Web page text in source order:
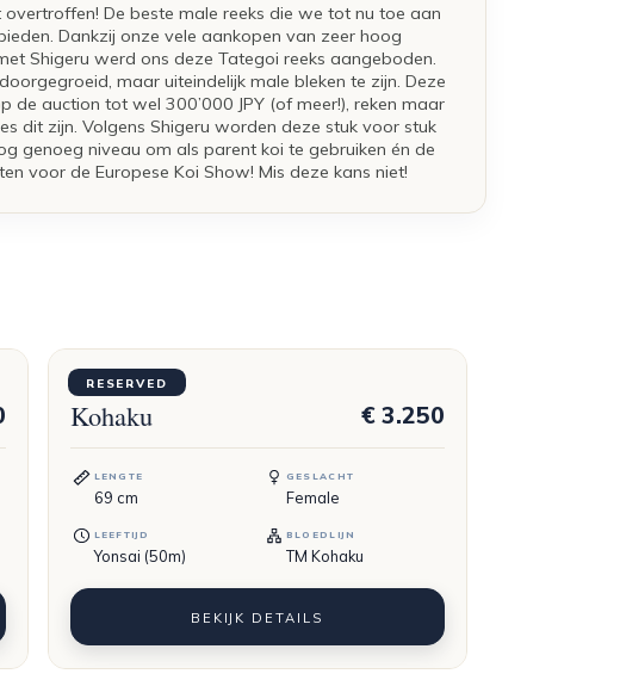
De beste male reeks die we tot nu toe aan
Dankzij onze vele aankopen van zeer hoog
Shigeru werd ons deze Tategoi reeks aangeboden.
maar uiteindelijk male bleken te zijn. Deze
de auction tot wel 300’000 JPY (of meer!), reken maar
dit zijn. Volgens Shigeru worden deze stuk voor stuk
genoeg niveau om als parent koi te gebruiken én de
voor de Europese Koi Show! Mis deze kans niet!
RESERVED
MOMOTARO
Kohaku € 3.250
LENGTE
69 cm
GESLACHT
Female
LEEFTIJD
Yonsai (50m)
BLOEDLIJN
TM Kohaku
BEKIJK DETAILS